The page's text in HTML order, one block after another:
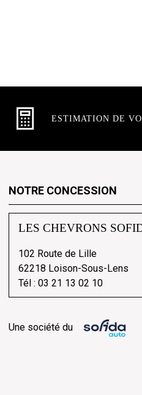
ESTIMATION DE
NOTRE CONCESSION
LES CHEVRONS
102 Route de Lille
62218 Loison-Sous-Lens
Tél :03 21 13 02 10
Une société du